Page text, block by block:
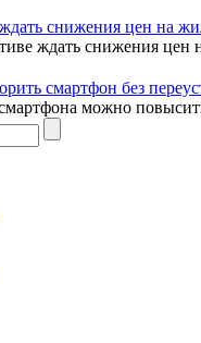
снижения цен на
ждать снижения цен
смартфон без
можно